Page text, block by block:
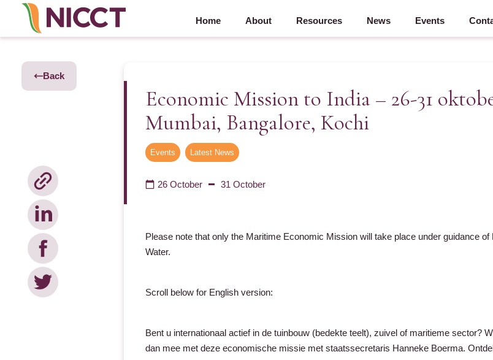
Home About Resources News Events
Back
Economic Mission to India – 26-31
Mumbai, Bangalore, Kochi
Events , Latest News
26 October 31 October
Please note that only the Maritime Economic Mission will take place under guidance
Water.
Scroll below for English version:
Bent u internationaal actief in de tuinbouw (bedekte teelt), zuivel of maritieme sector?
dan mee met deze economische missie met staatssecretaris Hanneke Boerma.